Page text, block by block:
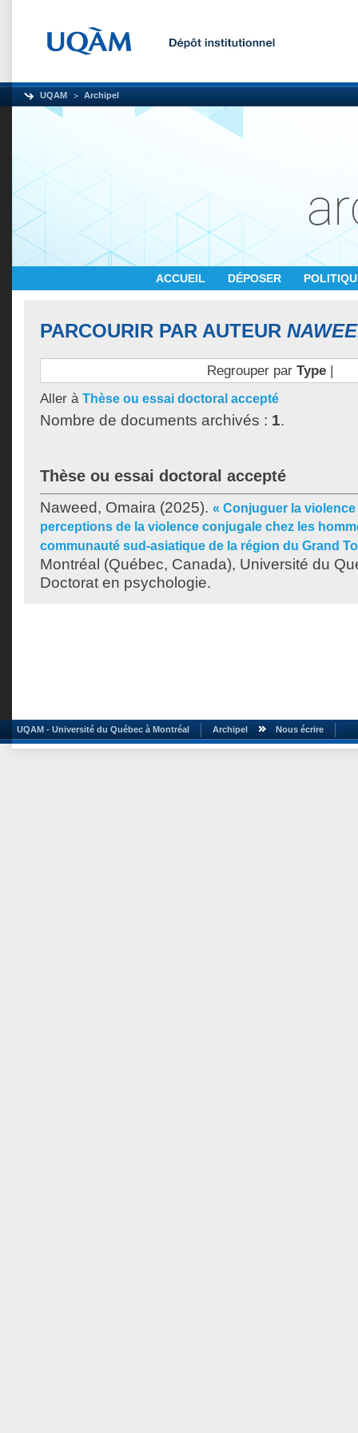
UQAM Archipel
ACCUEIL DÉPOSER
PARCOURIR PAR AUTEUR
Regrouper par Type|
Aller à Thèse ou essai doctoral accepté
Nombre de documents archivés : 1.
Thèse ou essai doctoral accepté
Naweed, Omaira (2025). « Conjuguer la
perceptions de la violence conjugale chez les
communauté sud-asiatique de la région du Grand
Montréal (Québec, Canada), Université du
Doctorat en psychologie.
UQAM - Université du Québec à Montréal Archipel Nous écrire